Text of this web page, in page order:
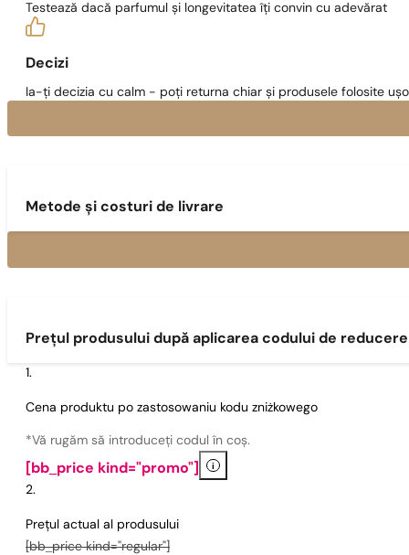
Testează dacă parfumul și longevitatea îți convin cu adevărat
Decizi
Ia-ți decizia cu calm - poți returna chiar și produsele folosite
Metode și costuri de livrare
Prețul produsului după aplicarea codului de reducere
Cena produktu po zastosowaniu kodu zniżkowego
*Vă rugăm să introduceți codul în coș.
[bb_price kind="promo"] i
Prețul actual al produsului
[bb_price kind="regular"]